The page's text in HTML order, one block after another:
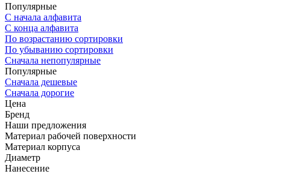
Популярные
С начала алфавита
С конца алфавита
По возрастанию сортировки
По убыванию сортировки
Сначала непопулярные
Популярные
Сначала дешевые
Сначала дорогие
Цена
Бренд
Наши предложения
Материал рабочей поверхности
Материал корпуса
Диаметр
Нанесение